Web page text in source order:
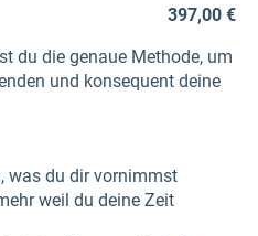
397,00 €
du die genaue Methode, um
und konsequent deine
was du dir vornimmst
weil du deine Zeit